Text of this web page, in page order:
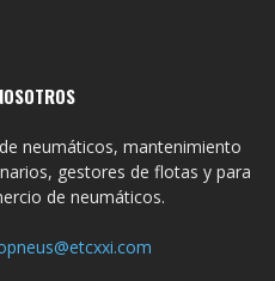
neumáticos, mantenimiento
gestores de flotas y para
de neumáticos.